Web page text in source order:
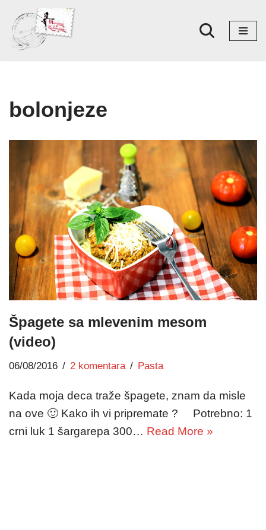
Skoči
na
bolonjeze
Špagete sa mlevenim mesom
(video)
06/08/2016 2 komentara Pasta
Kada moja deca traže špagete, znam da misle
na ove 🙂 Kako ih vi pripremate ? Potrebno: 1
crni luk 1 šargarepa 300… Read More »